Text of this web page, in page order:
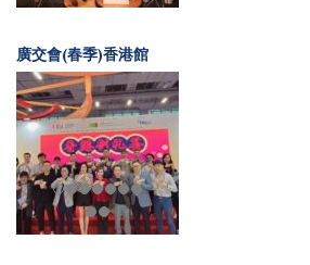
廣交會(春季)香港館